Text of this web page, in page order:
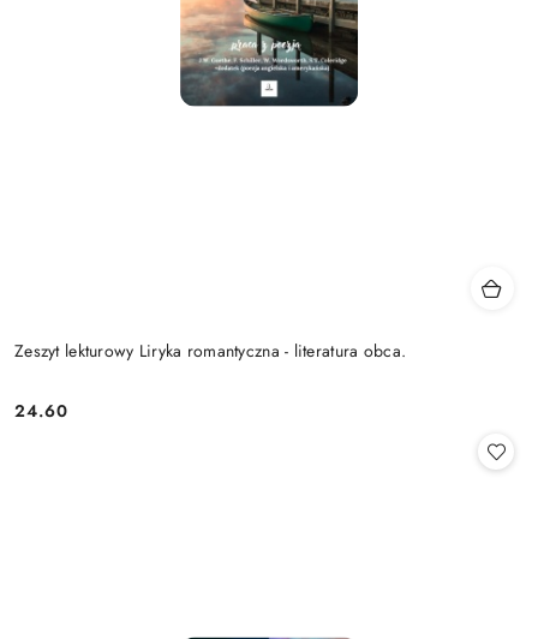
Zeszyt lekturowy Liryka romantyczna - literatura obca.
Cena:
24.60